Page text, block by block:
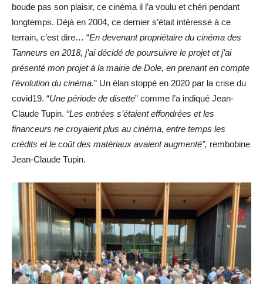
boude pas son plaisir, ce cinéma il l’a voulu et chéri pendant
longtemps. Déjà en 2004, ce dernier s’était intéressé à ce
terrain, c’est dire… “En devenant propriétaire du cinéma des
Tanneurs en 2018, j’ai décidé de poursuivre le projet et j’ai
présenté mon projet à la mairie de Dole, en prenant en compte
l’évolution du cinéma.” Un élan stoppé en 2020 par la crise du
covid19. “Une période de disette” comme l’a indiqué Jean-
Claude Tupin. “Les entrées s’étaient effondrées et les
financeurs ne croyaient plus au cinéma, entre temps les
crédits et le coût des matériaux avaient augmenté”, rembobine
Jean-Claude Tupin.